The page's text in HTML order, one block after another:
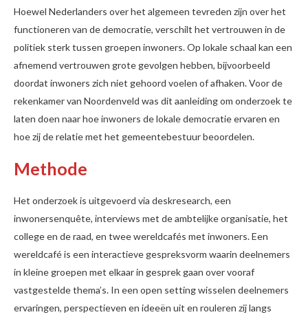
Hoewel Nederlanders over het algemeen tevreden zijn over het
functioneren van de democratie, verschilt het vertrouwen in de
politiek sterk tussen groepen inwoners. Op lokale schaal kan een
afnemend vertrouwen grote gevolgen hebben, bijvoorbeeld
doordat inwoners zich niet gehoord voelen of afhaken. Voor de
rekenkamer van Noordenveld was dit aanleiding om onderzoek te
laten doen naar hoe inwoners de lokale democratie ervaren en
hoe zij de relatie met het gemeentebestuur beoordelen.
Methode
Het onderzoek is uitgevoerd via deskresearch, een
inwonersenquête, interviews met de ambtelijke organisatie, het
college en de raad, en twee wereldcafés met inwoners. Een
wereldcafé is een interactieve gespreksvorm waarin deelnemers
in kleine groepen met elkaar in gesprek gaan over vooraf
vastgestelde thema’s. In een open setting wisselen deelnemers
ervaringen, perspectieven en ideeën uit en rouleren zij langs